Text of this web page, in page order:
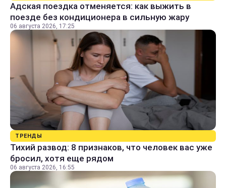
Адская поездка отменяется: как выжить в
поезде без кондиционера в сильную жару
06 августа 2026, 17:25
ТРЕНДЫ
Тихий развод: 8 признаков, что человек вас уже
бросил, хотя еще рядом
06 августа 2026, 16:55